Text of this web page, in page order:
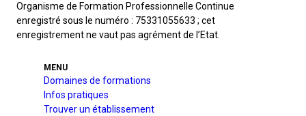
Organisme de Formation Professionnelle Continue
enregistré sous le numéro : 75331055633 ; cet
enregistrement ne vaut pas agrément de l’Etat.
MENU
Domaines de formations
Infos pratiques
Trouver un établissement